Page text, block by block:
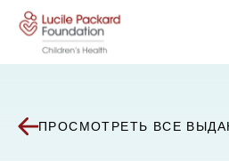
Перейти к содержанию
ПРОСМОТРЕТЬ ВСЕ